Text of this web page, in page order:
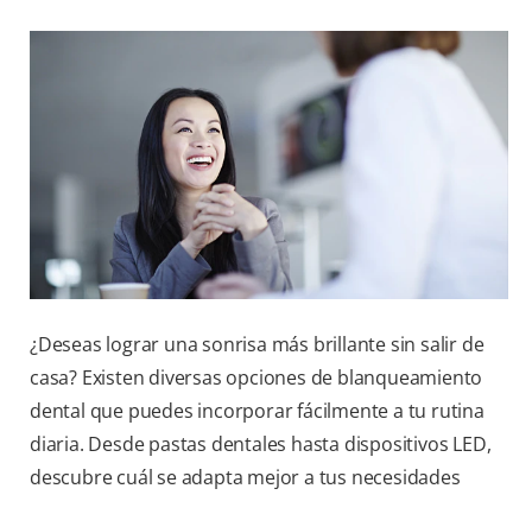
PARA PROFESIONALES
CUPONES
¿Deseas lograr una sonrisa más brillante sin salir de
casa? Existen diversas opciones de blanqueamiento
dental que puedes incorporar fácilmente a tu rutina
diaria. Desde pastas dentales hasta dispositivos LED,
descubre cuál se adapta mejor a tus necesidades